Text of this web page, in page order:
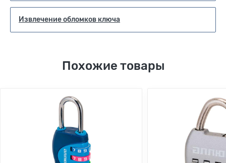
Извлечение обломков ключа
Похожие товары